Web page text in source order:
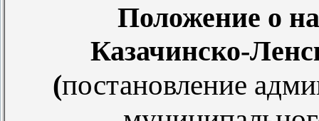
Положение о
Казачинско-
(постановление